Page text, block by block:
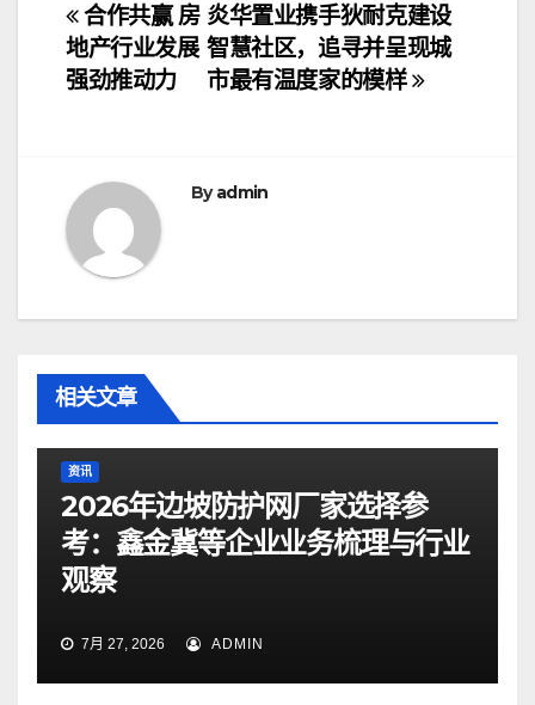
文
章
航
炎华置业携手狄耐克建设
智慧社区，追寻并呈现城
市最有温度家的模样
合作共赢 房
地产行业发展
强劲推动力
Byadmin
相关文章
资讯
2026年边坡防护网厂家选择参
考：鑫金冀等企业业务梳理与行业
观察
7月 27, 2026 ADMIN